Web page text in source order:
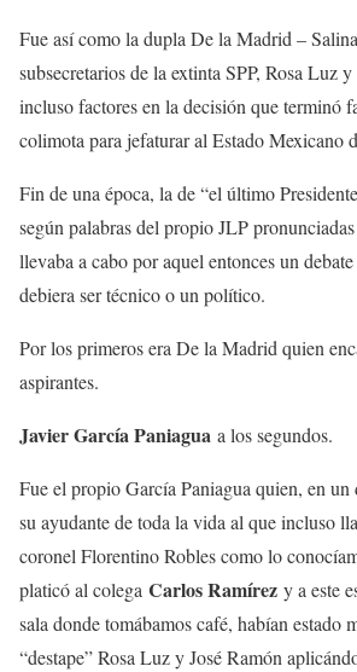
Fue así como la dupla De la Madrid –
subsecretarios de la extinta SPP, Rosa Luz
incluso factores en la decisión que terminó
colimota para jefaturar al Estado Mexicano
Fin de una época, la de “el último
según palabras del propio JLP
llevaba a cabo por aquel entonces un
debiera ser técnico o un político.
Por los primeros era De la Madrid quien
aspirantes.
Javier García Paniagua a los segundos.
Fue el propio García Paniagua quien, en un
su ayudante de toda la vida al que incluso
coronel Florentino Robles como lo
platicó al colega Carlos Ramírez y a este
sala donde tomábamos café, habían estado
“destape” Rosa Luz y José Ramón